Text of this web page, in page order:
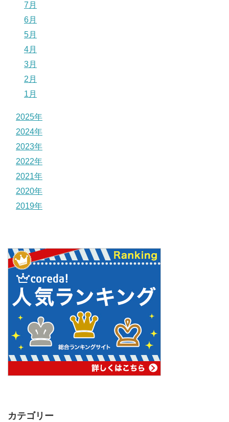
7月
6月
5月
4月
3月
2月
1月
2025年
2024年
2023年
2022年
2021年
2020年
2019年
カテゴリー